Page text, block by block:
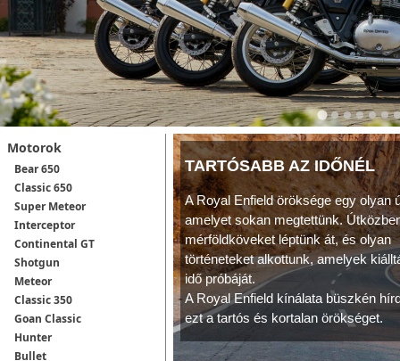
Motorok
Bear 650
Classic 650
Super Meteor
Interceptor
Continental GT
Shotgun
Meteor
Classic 350
Goan Classic
Hunter
Bullet
TARTÓSABB AZ IDŐNÉL
A Royal Enfield öröksége egy olyan
amelyet sokan megtettünk.
mérföldköveket léptünk át, és olyan
történeteket alkottunk, amelyek
idő próbáját.
A Royal Enfield kínálata büszkén
ezt a tartós és kortalan örökséget.